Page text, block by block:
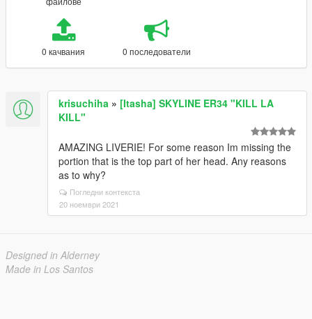
0 качвания 0 последователи
krisuchiha » [Itasha] SKYLINE ER34 "KILL LA
KILL"
AMAZING LIVERIE! For some reason Im missing the
portion that is the top part of her head. Any reasons
as to why?
Погледни контекста
20 ноември 2021
Designed in Alderney
Made in Los Santos